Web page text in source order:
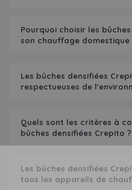
Pourquoi choisir les
son chauffage domestique
Les bûches densifiées
respectueuses de
Quels sont les critères à
bûches densifiées Crepito ?
Les bûches densifiées
tous les appareils de